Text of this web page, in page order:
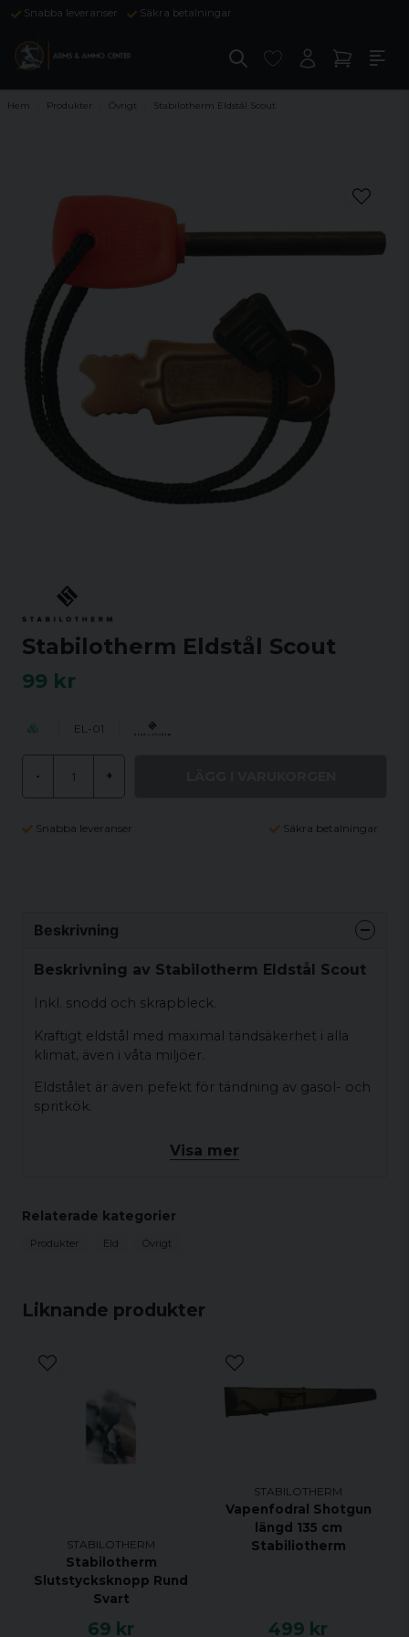
Snabba leveranser Säkra betalningar
Hem Produkter Övrigt Stabilotherm Eldstål Scout
Stabilotherm Eldstål Scout
99 kr
EL-01
- +
Snabba leveranser Säkra betalningar
Liknande produkter
STABILOTHERM
Stabilotherm
Slutstycksknopp Rund
Svart
69 kr
STABILOTHERM
Vapenfodral Shotgun
längd 135 cm
Stabiliotherm
499 kr
Beskrivning
Beskrivning av Stabilotherm Eldstål Scout
Inkl. snodd och skrapbleck.
Kraftigt eldstål med maximal tändsäkerhet i alla
klimat, även i våta miljöer.
Eldstålet är även pefekt för tändning av gasol- och
spritkök.
Visa mer
Relaterade kategorier
Produkter Eld Övrigt